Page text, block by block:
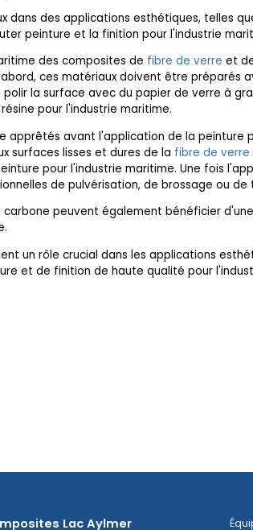
dans des applications esthétiques, telles
peinture et la finition pour l'industrie
des composites de fibre de verre et
ces matériaux doivent être préparés
la surface avec du papier de verre à
pour l'industrie maritime.
avant l'application de la peinture
surfaces lisses et dures de la fibre de verre
pour l'industrie maritime. Une fois
de pulvérisation, de brossage ou de
peuvent également bénéficier
un rôle crucial dans les applications
et de finition de haute qualité pour
Lac Aylmer